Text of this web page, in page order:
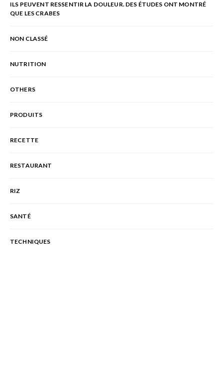
ILS PEUVENT RESSENTIR LA DOULEUR. DES ÉTUDES ONT MONTRÉ
QUE LES CRABES
NON CLASSÉ
NUTRITION
OTHERS
PRODUITS
RECETTE
RESTAURANT
RIZ
SANTÉ
TECHNIQUES